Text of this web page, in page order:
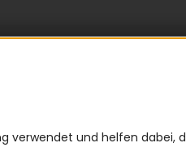
verwendet und helfen dabei,